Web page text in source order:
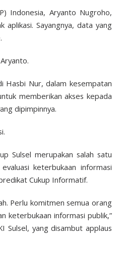
Indonesia, Aryanto Nugroho,
aplikasi. Sayangnya, data yang
Hasbi Nur, dalam kesempatan
memberikan akses kepada
dipimpinnya.
Sulsel merupakan salah satu
keterbukaan informasi
Cukup Informatif.
Perlu komitmen semua orang
keterbukaan informasi publik,”
Sulsel, yang disambut applaus